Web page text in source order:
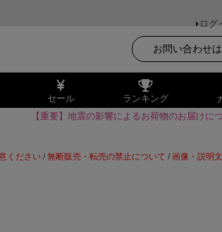
ログ
お問い合わせ
セール ランキング
【重要】地震の影響によるお荷物のお届けに
ください / 無断販売・転売の禁止について / 画像・説明